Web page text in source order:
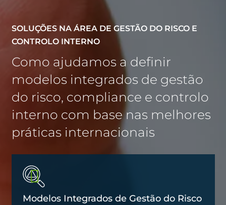
SOLUÇÕES NA ÁREA DE GESTÃO DO RISCO E
CONTROLO INTERNO
Como ajudamos a definir
modelos integrados de gestão
do risco, compliance e controlo
interno com base nas melhores
práticas internacionais
Modelos Integrados de Gestão do Risco